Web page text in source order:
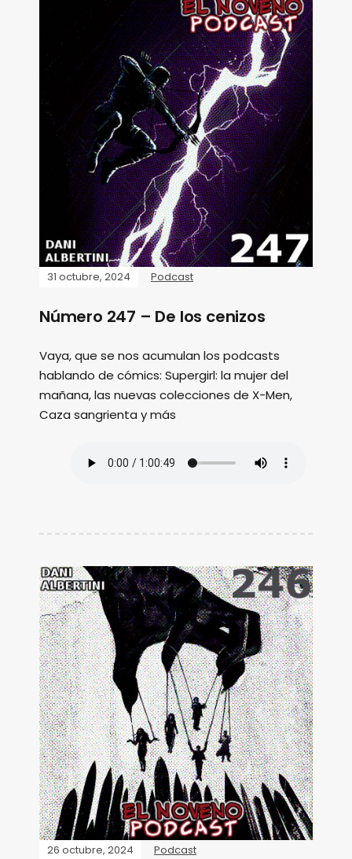
31 octubre, 2024 Podcast
Número 247 – De los cenizos
Vaya, que se nos acumulan los podcasts
hablando de cómics: Supergirl: la mujer del
mañana, las nuevas colecciones de X-Men,
Caza sangrienta y más
26 octubre, 2024 Podcast